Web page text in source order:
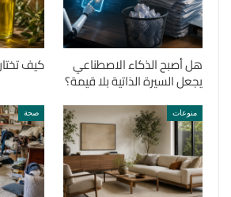
هل أصبح الذكاء الاصطناعي
يجعل السيرة الذاتية بلا قيمة؟
كيف
منوعات صحة